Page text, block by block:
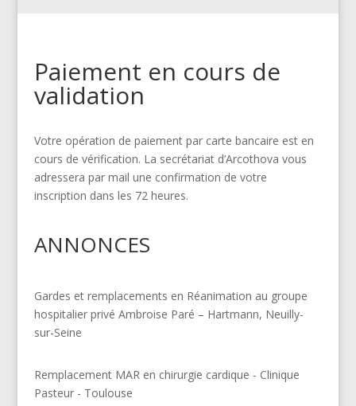
Paiement en cours de
validation
Votre opération de paiement par carte bancaire est en
cours de vérification. La secrétariat d’Arcothova vous
adressera par mail une confirmation de votre
inscription dans les 72 heures.
ANNONCES
Gardes et remplacements en Réanimation au groupe
hospitalier privé Ambroise Paré – Hartmann, Neuilly-
sur-Seine
Remplacement MAR en chirurgie cardique - Clinique
Pasteur - Toulouse